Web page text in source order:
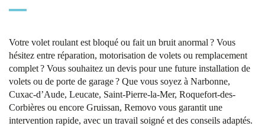
Votre volet roulant est bloqué ou fait un bruit anormal ? Vous
hésitez entre réparation, motorisation de volets ou remplacement
complet ? Vous souhaitez un devis pour une future installation de
volets ou de porte de garage ? Que vous soyez à Narbonne,
Cuxac-d’Aude, Leucate, Saint-Pierre-la-Mer, Roquefort-des-
Corbières ou encore Gruissan, Removo vous garantit une
intervention rapide, avec un travail soigné et des conseils adaptés.